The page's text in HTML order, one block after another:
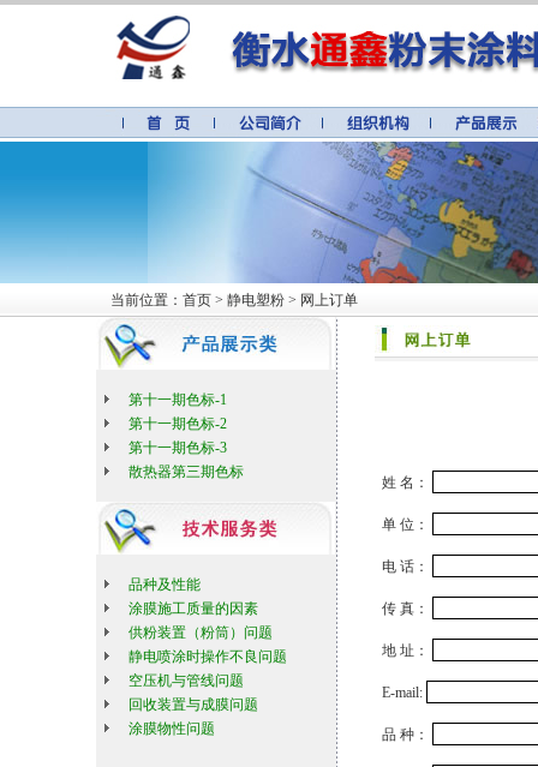
当前位置：首页 > 静电塑粉 > 网上订单
第十一期色标-1
第十一期色标-2
第十一期色标-3
散热器第三期色标
品种及性能
涂膜施工质量的因素
供粉装置（粉筒）问题
静电喷涂时操作不良问题
空压机与管线问题
回收装置与成膜问题
涂膜物性问题
姓 名：
单 位：
电 话：
传 真：
地 址：
E-mail:
品 种：